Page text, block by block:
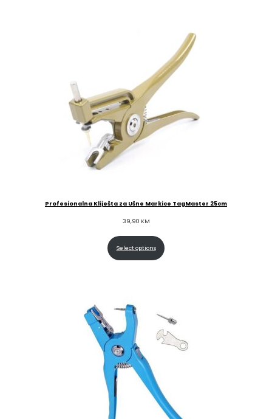
Profesionalna Kliješta za Ušne Markice TagMaster 25cm
39,90 KM
Select options